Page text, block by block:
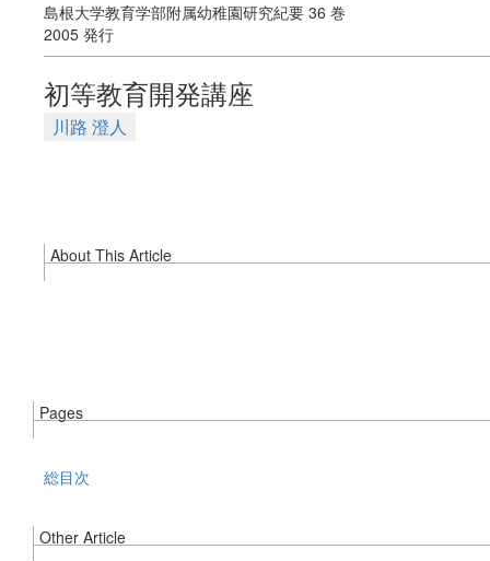
島根大学教育学部附属幼稚園研究紀要 36 巻
2005 発行
初等教育開発講座
川路 澄人
About This Article
Pages
総目次
Other Article